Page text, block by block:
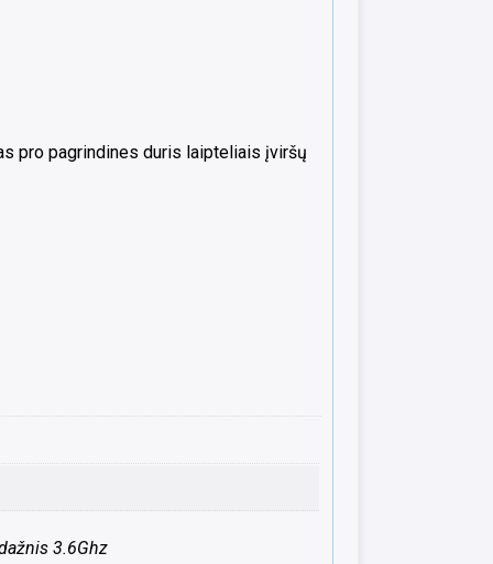
pro pagrindines duris laipteliais įviršų
3.6Ghz